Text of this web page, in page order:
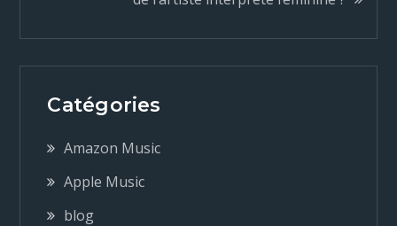
i
g
a
t
Catégories
Amazon Music
Apple Music
blog